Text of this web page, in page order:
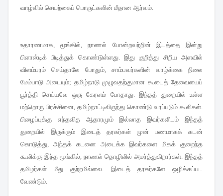
வாழ்வில் செயற்கைப் பொருட்களின் மீதான ஆர்வம்
உதாரணமாக ,மூங்கில் ,நாணல் போன்றவற்றின் இடத்தை இன்று
பிளாஸ்டிக் பிடித்துக் கொண்டுள்ளது.இது குறித்து சிறிய அளவில்
விளம்பரம் செய்தாலே போதும்
சாம்பவர்களின் வாழ்க்கை நிலை
மேம்பாடு அடையும்; தமிழ்நாடு முழுவதற்குமான கூடைத் தேவையைப்
பூர்த்தி செய்யவே ஒரு கேரளம் போதாது.இந்தத் துறையில் உள்ள
மற்றொரு பிரச்சினை தமிழ்நாட்டிலிருந்து கொண்டு வரப்படும் கூலிகள்
பிழைப்புக்கு எந்தவித ஆதாரமும் இல்லாத இவர்களிடம் இந்தத்
துறையில் இருக்கும் இடைத் தரகர்கள் முன் பணமாகக் கடன்
கொடுத்து
அந்தக் கடனை அடைக்க இவர்களை மிகக் குறைந்த
கூலிக்கு இந்த மூங்கில் நாணல் தொழிலில் அமர்த்துகிறார்கள் இந்தத்
தமிழர்கள் மீது குற்றமில்லை
இடைத் தரகர்களே ஒழிக்கப்பட
வேண்டும்